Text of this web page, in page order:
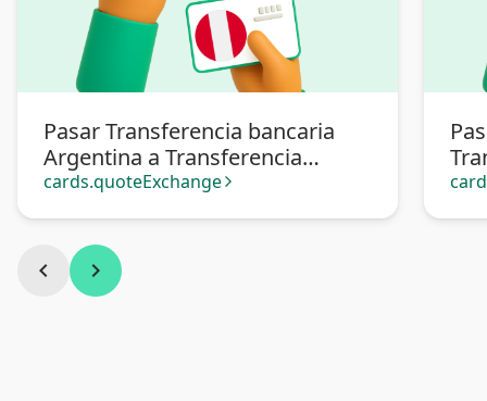
Pasar Transferencia bancaria
Argentina a Transferencia
bancaria Perú
cards.quoteExchange arrow_forward_ios
chevron_left chevron_right